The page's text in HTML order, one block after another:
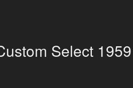
Select